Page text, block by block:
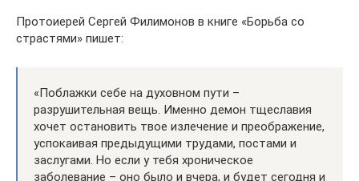
Протоиерей Сергей Филимонов в книге «Борьба со
страстями» пишет:
«Поблажки себе на духовном пути –
разрушительная вещь. Именно демон тщеславия
хочет остановить твое излечение и преображение,
успокаивая предыдущими трудами, постами и
заслугами. Но если у тебя хроническое
заболевание – оно было и вчера, и будет сегодня и